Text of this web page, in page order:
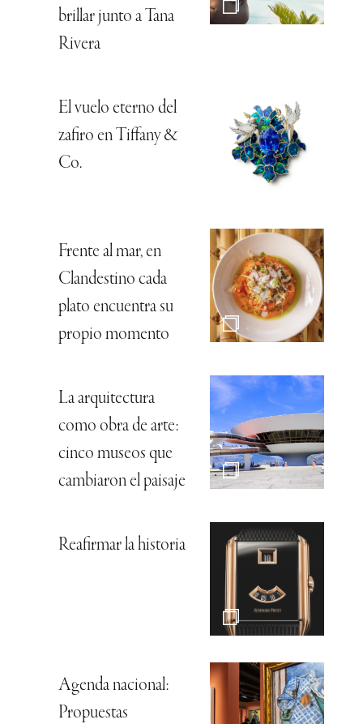
brillar junto a Tana
Rivera
El vuelo eterno del
zafiro en Tiffany &
Co.
Frente al mar, en
Clandestino cada
plato encuentra su
propio momento
La arquitectura
como obra de arte:
cinco museos que
cambiaron el paisaje
Reafirmar la historia
Agenda nacional:
Propuestas